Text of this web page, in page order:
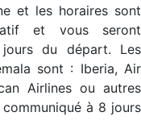
et les horaires sont
et vous seront
du départ. Les
sont : Iberia, Air
Airlines ou autres
à 8 jours